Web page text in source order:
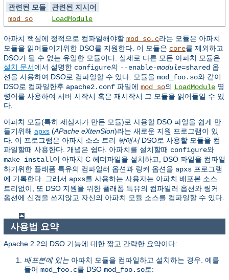
관련된 모듈
관련된 지시어
mod_so
LoadModule
아파치 핵심에 정적으로 컴파일해야할 mod_so.c라는 모듈은 아파치
모듈을 읽어들이기위한 DSO를 지원한다. 이 모듈은 core를 제외하고
DSO가 될 수 없는 유일한 모듈이다. 실제로 다른 모든 아파치 모듈은
설치 문서에서 설명한 configure의 --enable-module=shared 옵
션을 사용하여 DSO로 컴파일할 수 있다. 모듈을 mod_foo.so와 같이
DSO로 컴파일한후 apache2.conf 파일에 mod_so의 LoadModule 명
령어를 사용하여 서버 시작시 혹은 재시작시 그 모듈을 읽어들일 수 있
다.
아파치 모듈(특히 제삼자가 만든 모듈)로 사용할 DSO 파일을 쉽게 만
들기위해 apxs (APache eXtenSion)라는 새로운 지원 프로그램이 있
다. 이 프로그램은 아파치 소스 트리 밖에서DSO로 사용할 모듈을 컴
파일할때 사용한다. 개념은 쉽다. 아파치를 설치할때 configure와
make install이 아파치 C 헤더파일을 설치하고, DSO 파일을 컴파일
하기위한 플래폼 특유의 컴파일러 옵션과 링커 옵션을 apxs 프로그램
에 기록한다. 그래서 apxs를 사용하는 사용자는 아파치 배포본 소스
트리없이, 또 DSO 지원을 위한 플래폼 특유의 컴파일러 옵션와 링커
옵션에 신경을 쓰지않고 자신의 아파치 모듈 소스를 컴파일할 수 있다.
사용법 요약
Apache 2.2의 DSO 기능에 대한 짧고 간략한 요약이다:
배포본에 있는 아파치 모듈을 컴파일하고 설치하는 경우. 예를
들어 mod_foo.c를 DSO mod_foo.so로: